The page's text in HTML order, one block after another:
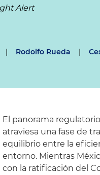
Alert
| Rodolfo Rueda |
El panorama
atraviesa una fase de
equilibrio entre la
entorno. Mientras
con la ratificación del